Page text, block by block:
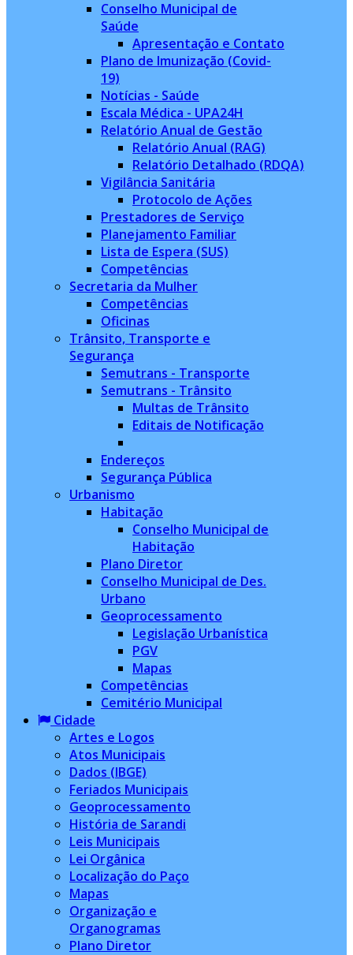
Conselho Municipal de
Saúde
Apresentação e Contato
Plano de Imunização (Covid-
19)
Notícias - Saúde
Escala Médica - UPA24H
Relatório Anual de Gestão
Relatório Anual (RAG)
Relatório Detalhado (RDQA)
Vigilância Sanitária
Protocolo de Ações
Prestadores de Serviço
Planejamento Familiar
Lista de Espera (SUS)
Competências
Secretaria da Mulher
Competências
Oficinas
Trânsito, Transporte e
Segurança
Semutrans - Transporte
Semutrans - Trânsito
Multas de Trânsito
Editais de Notificação
Endereços
Segurança Pública
Urbanismo
Habitação
Conselho Municipal de
Habitação
Plano Diretor
Conselho Municipal de Des.
Urbano
Geoprocessamento
Legislação Urbanística
PGV
Mapas
Competências
Cemitério Municipal
Cidade
Artes e Logos
Atos Municipais
Dados (IBGE)
Feriados Municipais
Geoprocessamento
História de Sarandi
Leis Municipais
Lei Orgânica
Localização do Paço
Mapas
Organização e
Organogramas
Plano Diretor